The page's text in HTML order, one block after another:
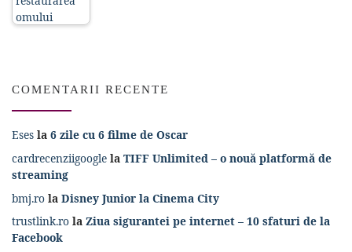
COMENTARII RECENTE
Eses la 6 zile cu 6 filme de Oscar
cardrecenziigoogle la TIFF Unlimited – o nouă platformă de
streaming
bmj.ro la Disney Junior la Cinema City
trustlink.ro la Ziua sigurantei pe internet – 10 sfaturi de la
Facebook